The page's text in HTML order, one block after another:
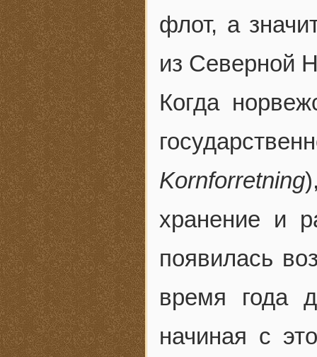
флот, а
из Северной
Когда
Kornforretning
хранение и
появилась
время года
начиная с